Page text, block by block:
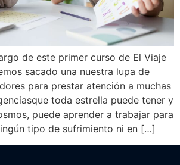
de este primer curso de El Viaje
sacado una nuestra lupa de
para prestar atención a muchas
toda estrella puede tener y
puede aprender a trabajar para
tipo de sufrimiento ni en […]